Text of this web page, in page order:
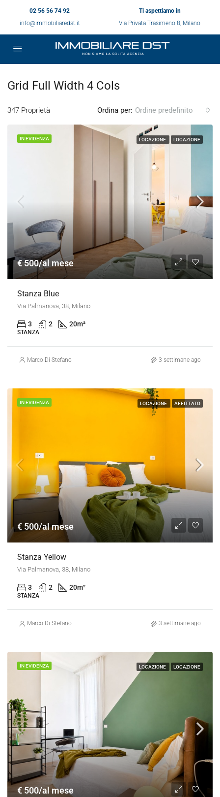
02 56 56 74 92
info@immobiliaredst.it
Ti aspettiamo in
Via Privata Trasimeno 8, Milano
Grid Full Width 4 Cols
347 Proprietà Ordina per: Ordine predefinito
IN EVIDENZA LOCAZIONE LOCAZIONE
€ 500/al mese
Stanza Blue
Via Palmanova, 38, Milano
3 2 20m²
STANZA
Marco Di Stefano 3 settimane ago
IN EVIDENZA LOCAZIONE AFFITTATO
€ 500/al mese
Stanza Yellow
Via Palmanova, 38, Milano
3 2 20m²
STANZA
Marco Di Stefano 3 settimane ago
IN EVIDENZA LOCAZIONE LOCAZIONE
€ 500/al mese